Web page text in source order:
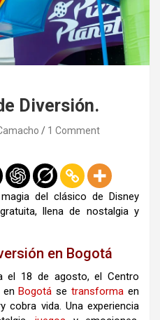
Diversión.
1 Comment
del clásico de Disney
gratuita, llena de nostalgia y
en Bogotá
el 18 de agosto, el Centro
enBogotá setransforma en
cobra vida. Una experiencia